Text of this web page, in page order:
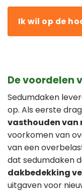
Ik wil op de
De voordelen
Sedumdaken
op. Als eerste
vasthouden van
voorkomen van
van een
dat sedumdaken
dakbedekking
uitgaven voor